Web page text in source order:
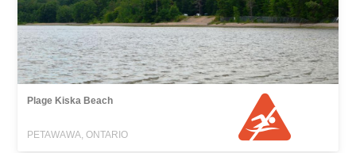
Plage Kiska Beach
PETAWAWA, ONTARIO